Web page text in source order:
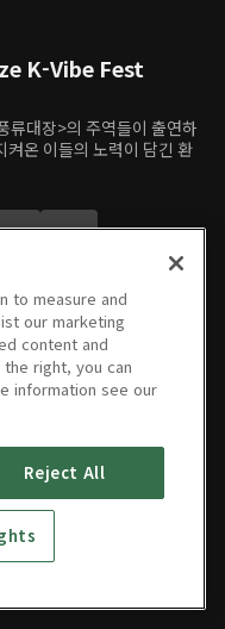
K-Vibe Fest
류대장>의 주역들이 출연하
켜온 이들의 노력이 담긴 환
to measure and
our marketing
content and
right, you can
information see our
Reject All